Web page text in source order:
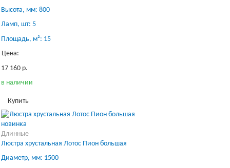
Высота, мм: 800
Ламп, шт: 5
Площадь, м²: 15
Цена:
17 160 р.
в наличии
Купить
новинка
Длинные
Люстра хрустальная Лотос Пион большая
Диаметр, мм: 1500